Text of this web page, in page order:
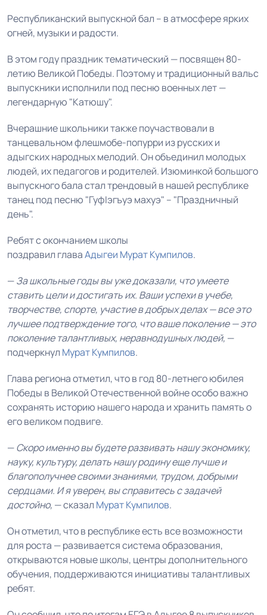
Республиканский выпускной бал – в атмосфере ярких
огней, музыки и радости.
В этом году праздник тематический — посвящен 80-
летию Великой Победы. Поэтому и традиционный вальс
выпускники исполнили под песню военных лет —
легендарную "Катюшу".
Вчерашние школьники также поучаствовали в
танцевальном флешмобе-попурри из русских и
адыгских народных мелодий.Онобъединил молодых
людей, их педагогов и родителей. Изюминкой большого
выпускного бала стал трендовый в нашей республике
танец под песню "ГуфIэгъуэ махуэ" – "Праздничный
день".
Ребят с окончанием школы
поздравил главаАдыгеи Мурат Кумпилов.
—За школьные годы вы уже доказали, что умеете
ставить цели и достигать их. Ваши успехи в учебе,
творчестве, спорте, участие в добрых делах — все это
лучшее подтверждение того, что ваше поколение — это
поколение талантливых, неравнодушных людей, —
подчеркнул Мурат Кумпилов.
Глава региона отметил, что в год 80-летнего юбилея
Победы в Великой Отечественной войне особо важно
сохранять историю нашего народа и хранить память о
его великом подвиге.
—Скоро именно вы будете развивать нашу экономику,
науку, культуру, делать нашу родину еще лучше и
благополучнее своими знаниями, трудом, добрыми
сердцами. И я уверен, вы справитесь с задачей
достойно, — сказал Мурат Кумпилов.
Онотметил, что в республике есть все возможности
для роста — развивается система образования,
открываются новые школы, центры дополнительного
обучения, поддерживаются инициативы талантливых
ребят.